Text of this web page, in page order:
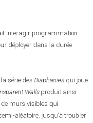
interagir programmation
déployer dans la durée
série des Diaphanies qui joue
Walls produit ainsi
murs visibles qui
aléatoire, jusqu’à troubler